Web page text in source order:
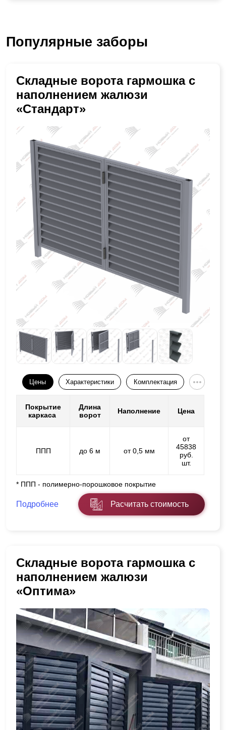
Популярные заборы
Складные ворота гармошка с
наполнением жалюзи
«Стандарт»
Цены Характеристики Комплектация
Покрытие
каркаса
Длина
ворот
Наполнение Цена
ППП до 6 м от 0,5 мм
от
45838
руб.
шт.
* ППП - полимерно-порошковое покрытие
Подробнее Расчитать стоимость
Складные ворота гармошка с
наполнением жалюзи
«Оптима»